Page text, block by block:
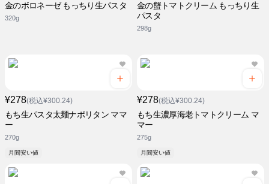
金のボロネーゼ もっちり生パスタ
320g
金の蟹トマトクリーム もっちり生
パスタ
298g
¥278(税込¥300.24)
もち生パスタ太麺ナポリタン ママ
ー
270g
月間安い値
¥278(税込¥300.24)
もち生濃厚海老トマトクリーム マ
マー
275g
月間安い値